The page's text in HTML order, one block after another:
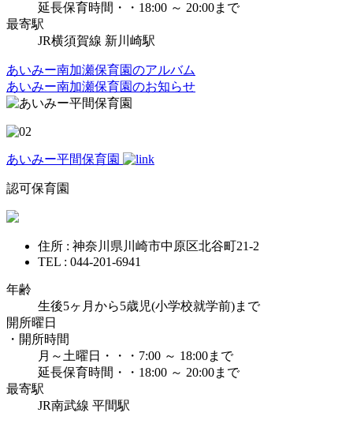
延長保育時間・・18:00 ～ 20:00まで
最寄駅
JR横須賀線 新川崎駅
あいみー南加瀬保育園のアルバム
あいみー南加瀬保育園のお知らせ
あいみー平間保育園
認可保育園
住所 : 神奈川県川崎市中原区北谷町21-2
TEL : 044-201-6941
年齢
生後5ヶ月から5歳児(小学校就学前)まで
開所曜日
・開所時間
月～土曜日・・・7:00 ～ 18:00まで
延長保育時間・・18:00 ～ 20:00まで
最寄駅
JR南武線 平間駅